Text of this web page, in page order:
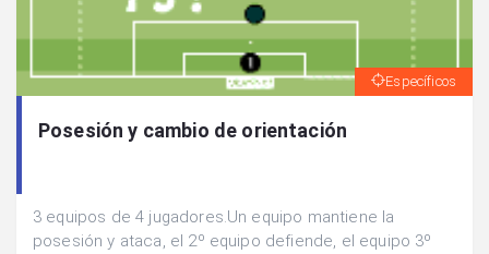
Específicos
Posesión y cambio de orientación
3 equipos de 4 jugadores.Un equipo mantiene la
posesión y ataca, el 2º equipo defiende, el equipo 3º